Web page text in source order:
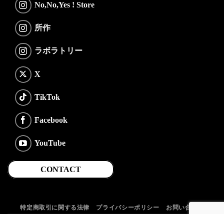
No,No,Yes ! Store
所作
ラボラトリー
X
TikTok
Facebook
YouTube
CONTACT
特定商取引に関する法律 プライバシーポリシー お問い合わせ